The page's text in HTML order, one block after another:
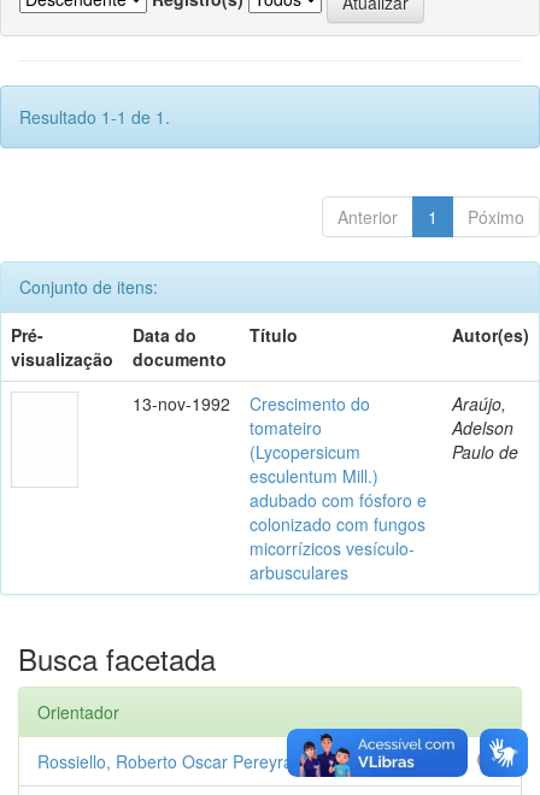
Resultado 1-1 de 1.
Anterior 1 Póximo
Conjunto de itens:
Pré-
visualização
Data do
documento
Título Autor(es)
13-nov-1992
Crescimento do
tomateiro
(Lycopersicum
esculentum Mill.)
adubado com fósforo e
colonizado com fungos
micorrízicos vesículo-
arbusculares
Araújo,
Adelson
Paulo de
Busca facetada
Orientador
1
Rossiello, Roberto Oscar Pereyra